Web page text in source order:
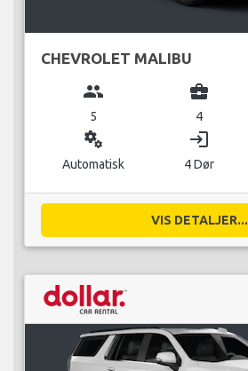
CHEVROLET MALIBU
group
5
business_center
4
miscellaneous_services
Automatisk
login
4 Dør
VIS DETALJER...